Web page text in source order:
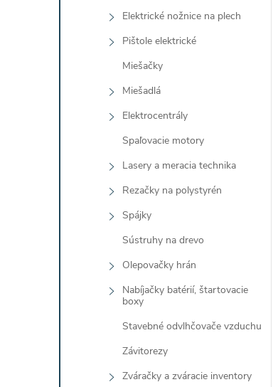
Elektrické nožnice na plech
Pištole elektrické
Miešačky
Miešadlá
Elektrocentrály
Spaľovacie motory
Lasery a meracia technika
Rezačky na polystyrén
Spájky
Sústruhy na drevo
Olepovačky hrán
Nabíjačky batérií, štartovacie
boxy
Stavebné odvlhčovače vzduchu
Závitorezy
Zváračky a zváracie inventory